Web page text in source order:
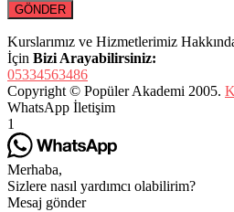
Kurslarımız ve Hizmetlerimiz
İçin Bizi Arayabilirsiniz:
05334563486
Copyright © Popüler Akademi 2005.
WhatsApp İletişim
1
Merhaba,
Sizlere nasıl yardımcı olabilirim?
Mesaj gönder